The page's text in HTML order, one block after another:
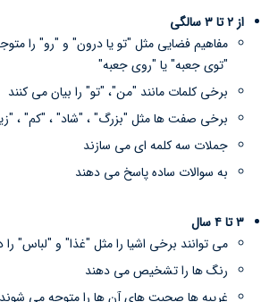
از ۲ تا ۳ سالگی
مفاهیم فضایی مثل "تو یا درون" و "رو" را
"توی جعبه" یا "روی جعبه"
برخی کلمات مانند "من"، "تو" را بیان می کنند
برخی صفت ها مثل "بزرگ" ، "شاد" ، "کم" ،
جملات سه کلمه ای می سازند
به سوالات ساده پاسخ می دهند
۳ تا ۴ سال
می توانند برخی اشیا را مثل "غذا" و "لباس" را
رنگ ها را تشخیص می دهند
غریبه ها صحبت های آن ها را متوجه می شوند